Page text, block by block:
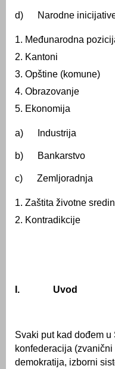
d) Narodne inicijative
Međunarodna
Kantoni
Opštine (komune)
Obrazovanje
Ekonomija
a) Industrija
b) Bankarstvo
c) Zemljoradnja
Zaštita životne
Kontradikcije
I. Uvod
Svaki put kad dođem
konfederacija
demokratija, izborni